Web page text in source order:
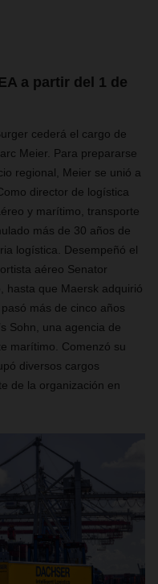
a partir del 1 de
cederá el cargo de
Meier. Para prepararse
regional, Meier se unió a
director de logística
y marítimo, transporte
más de 30 años de
logística.
Desempeñó el
aéreo Senator
hasta que Maersk adquirió
más de cinco años
Sohn, una agencia de
marítimo. Comenzó su
diversos cargos
de la organización en